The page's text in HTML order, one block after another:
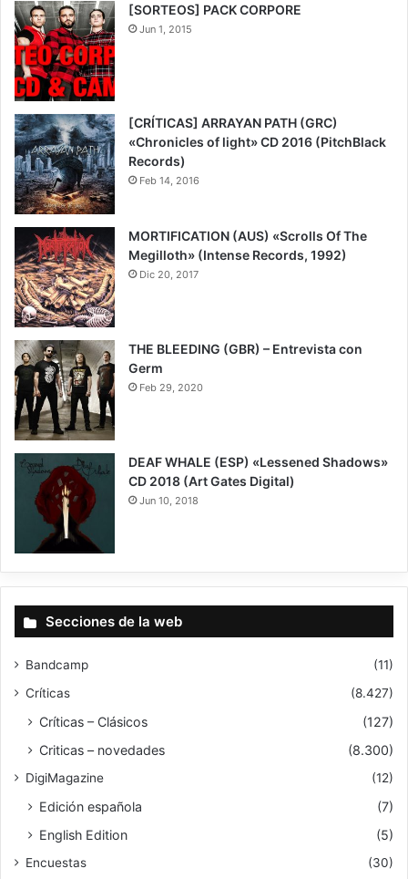
[SORTEOS] PACK CORPORE
Jun 1, 2015
[CRÍTICAS] ARRAYAN PATH (GRC)
«Chronicles of light» CD 2016 (PitchBlack
Records)
Feb 14, 2016
9
MORTIFICATION (AUS) «Scrolls Of The
Megilloth» (Intense Records, 1992)
Dic 20, 2017
THE BLEEDING (GBR) – Entrevista con
Germ
Feb 29, 2020
DEAF WHALE (ESP) «Lessened Shadows»
CD 2018 (Art Gates Digital)
Jun 10, 2018
Secciones de la web
Bandcamp
(11)
Críticas
(8.427)
Críticas – Clásicos
(127)
Criticas – novedades
(8.300)
DigiMagazine (12)
Edición española
(7)
English Edition
(5)
Encuestas
(30)